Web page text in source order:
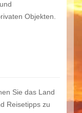
Objekten.
Sie das Land
Reisetipps zu